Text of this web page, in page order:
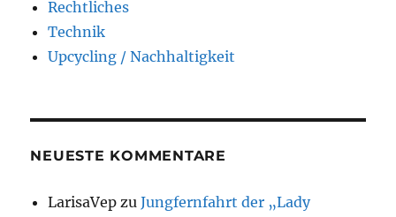
Rechtliches
Technik
Upcycling / Nachhaltigkeit
NEUESTE KOMMENTARE
LarisaVep zuJungfernfahrt der „Lady